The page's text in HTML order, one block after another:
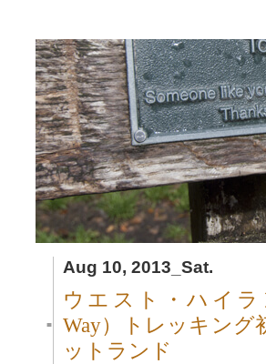
Aug 10, 2013_Sat.
■
ウエスト・ハイラ
Way）トレッキング
ットランド